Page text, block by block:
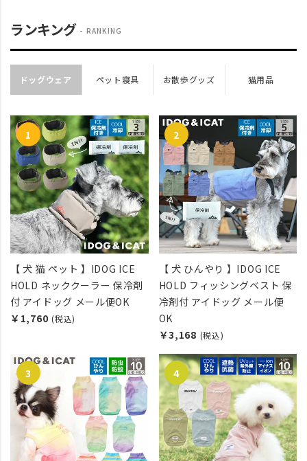
ランキング RANKING
ドッグウェア ペット寝具 お散歩グッズ 猫用品
【 犬 猫 ペット 】IDOG ICE
HOLD ネッククーラー 保冷剤
付 アイドッグ メール便OK
￥1,760 (税込)
【 犬 ひんやり 】IDOG ICE
HOLD フィッシングベスト 保
冷剤付 アイドッグ メール便
OK
￥3,168 (税込)